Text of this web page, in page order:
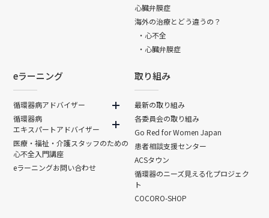
心臓弁膜症
海外の治療とどう違うの？
・心不全
・心臓弁膜症
eラーニング
循環器病アドバイザー
循環器病
エキスパートアドバイザー
医療・福祉・介護スタッフのための
心不全入門講座
eラーニングお問い合わせ
取り組み
最新の取り組み
各委員会の取り組み
Go Red for Women Japan
患者相談支援センター
ACSタウン
循環器のニーズ見える化プロジェク
ト
COCORO-SHOP